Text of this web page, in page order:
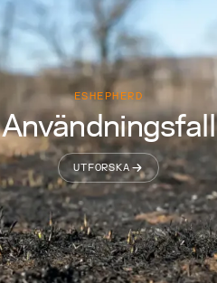
ESHEPHERD
Användningsfall
UTFORSKA